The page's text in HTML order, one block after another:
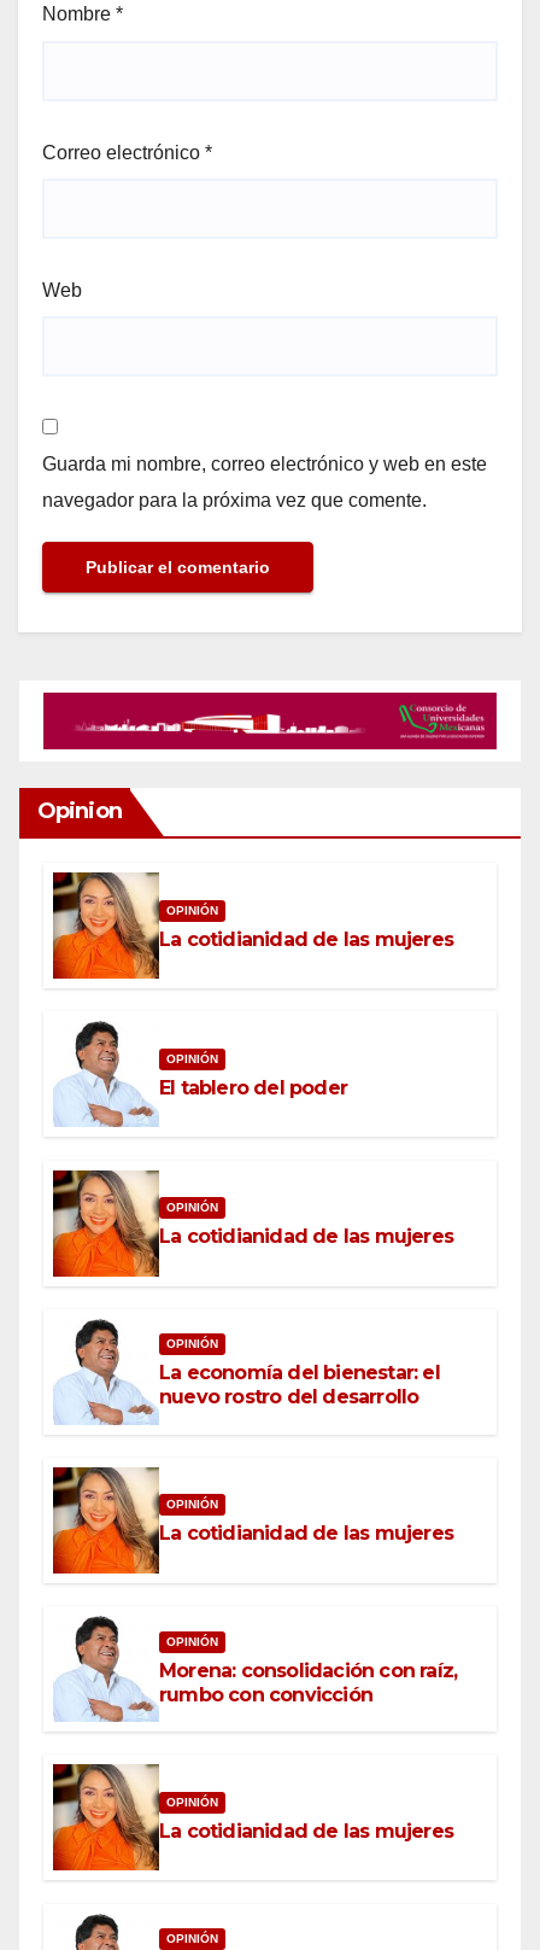
Nombre *
Correo electrónico *
Web
Guarda mi nombre, correo electrónico y web en este
navegador para la próxima vez que comente.
Opinion
OPINIÓN
La cotidianidad de las mujeres
OPINIÓN
El tablero del poder
OPINIÓN
La cotidianidad de las mujeres
OPINIÓN
La economía del bienestar: el
nuevo rostro del desarrollo
OPINIÓN
La cotidianidad de las mujeres
OPINIÓN
Morena: consolidación con raíz,
rumbo con convicción
OPINIÓN
La cotidianidad de las mujeres
OPINIÓN